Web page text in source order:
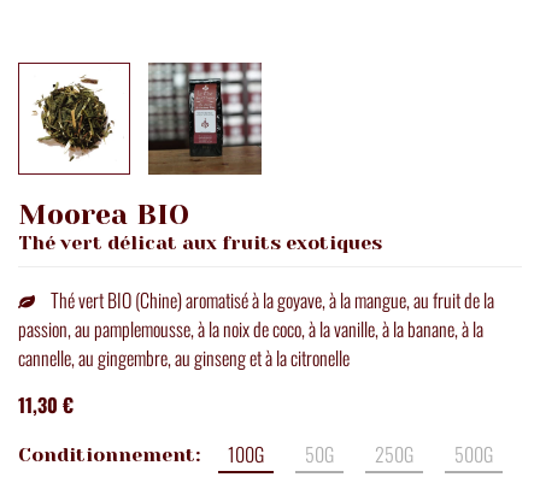
Moorea BIO
Thé vert délicat aux fruits exotiques
Thé vert BIO (Chine) aromatisé à la goyave, à la mangue, au fruit de la
passion, au pamplemousse, à la noix de coco, à la vanille, à la banane, à la
cannelle, au gingembre, au ginseng et à la citronelle
11,30 €
Conditionnement: 100G 50G 250G 500G